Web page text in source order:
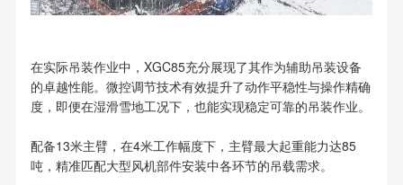
在实际吊装作业中，XGC85充分展现了其作为辅助吊装设备
的卓越性能。微控调节技术有效提升了动作平稳性与操作精确
度，即便在湿滑雪地工况下，也能实现稳定可靠的吊装作业。
配备13米主臂，在4米工作幅度下，主臂最大起重能力达85
吨，精准匹配大型风机部件安装中各环节的吊载需求。